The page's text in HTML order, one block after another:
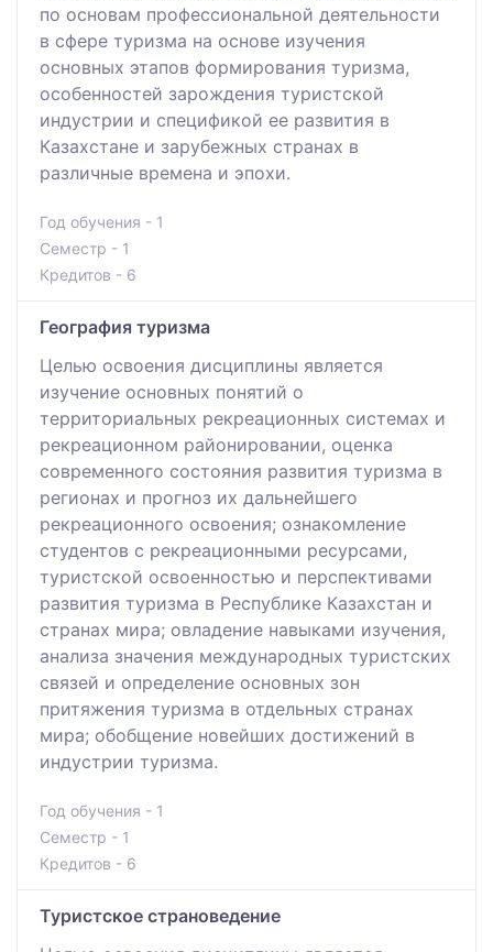
по основам профессиональной деятельности
в сфере туризма на основе изучения
основных этапов формирования туризма,
особенностей зарождения туристской
индустрии и спецификой ее развития в
Казахстане и зарубежных странах в
различные времена и эпохи.
Год обучения - 1
Семестр - 1
Кредитов - 6
География туризма
Целью освоения дисциплины является
изучение основных понятий о
территориальных рекреационных системах и
рекреационном районировании, оценка
современного состояния развития туризма в
регионах и прогноз их дальнейшего
рекреационного освоения; ознакомление
студентов с рекреационными ресурсами,
туристской освоенностью и перспективами
развития туризма в Республике Казахстан и
странах мира; овладение навыками изучения,
анализа значения международных туристских
связей и определение основных зон
притяжения туризма в отдельных странах
мира; обобщение новейших достижений в
индустрии туризма.
Год обучения - 1
Семестр - 1
Кредитов - 6
Туристское страноведение